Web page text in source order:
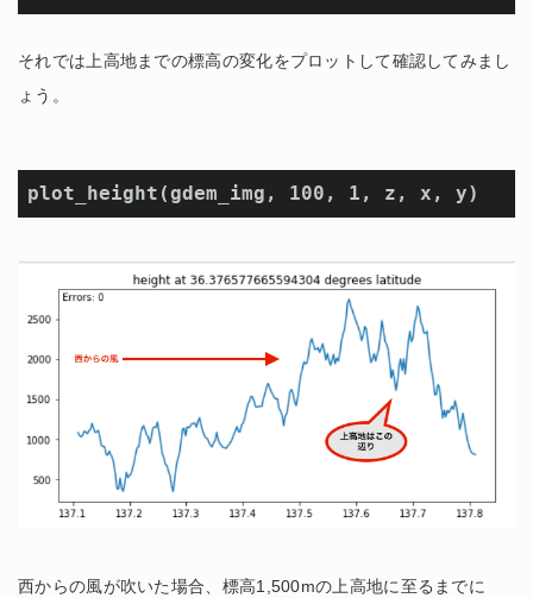
それでは上高地までの標高の変化をプロットして確認してみまし
ょう。
plot_height(gdem_img, 100, 1, z, x, y)
西からの風が吹いた場合、標高1,500mの上高地に至るまでに